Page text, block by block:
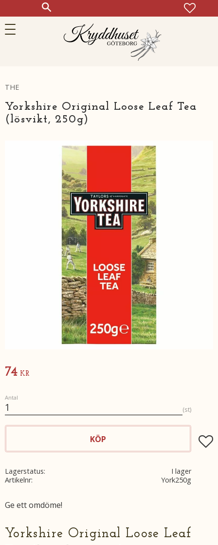
THE
Yorkshire Original Loose Leaf Tea
(lösvikt, 250g)
74 KR
Antal
st
KÖP
Lagerstatus
I lager
Artikelnr
York250g
Ge ett omdöme!
Yorkshire Original Loose Leaf